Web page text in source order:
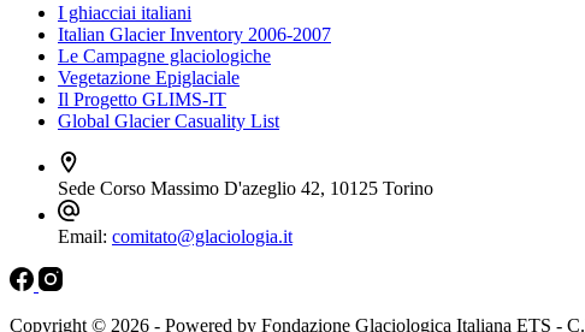
I ghiacciai italiani
Italian Glacier Inventory 2006-2007
Le Campagne glaciologiche
Vegetazione Epiglaciale
Il Progetto GLIMS-IT
Global Glacier Casuality List
Sede Corso Massimo D'azeglio 42, 10125 Torino
Email: comitato@glaciologia.it
Copyright © 2026 - Powered by Fondazione Glaciologica Italiana ETS -